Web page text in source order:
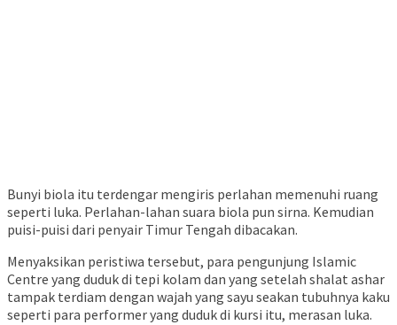
Bunyi biola itu terdengar mengiris perlahan memenuhi ruang
seperti luka. Perlahan-lahan suara biola pun sirna. Kemudian
puisi-puisi dari penyair Timur Tengah dibacakan.
Menyaksikan peristiwa tersebut, para pengunjung Islamic
Centre yang duduk di tepi kolam dan yang setelah shalat ashar
tampak terdiam dengan wajah yang sayu seakan tubuhnya kaku
seperti para performer yang duduk di kursi itu, merasan luka.